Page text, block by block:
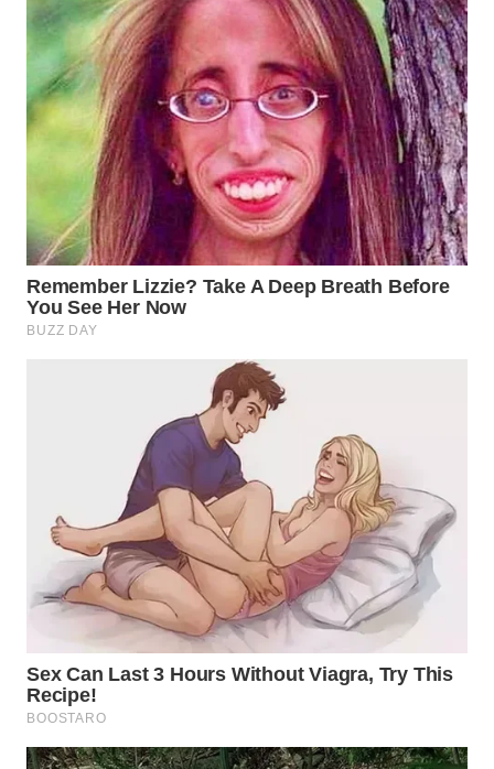
SUMEDANG
WN
CIANJUR
WN
KEPULAUAN
SERIBU
WN
TANGERANG
INDRAMAYU
WN
KUNINGAN
WN
MAJALENGKA
WN